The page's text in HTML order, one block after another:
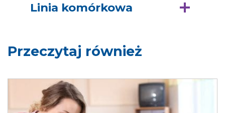
Linia komórkowa
Przeczytaj również